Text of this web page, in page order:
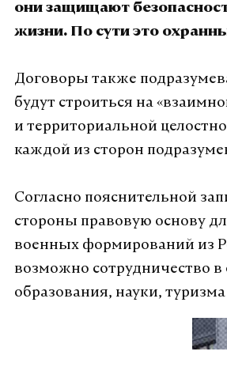
они защищают
жизни. По сути это
Договоры также
будут строиться на
и территориальной
каждой из сторон
Согласно пояснительной
стороны правовую основу
военных формирований из
возможно сотрудничество
образования, науки, туризма